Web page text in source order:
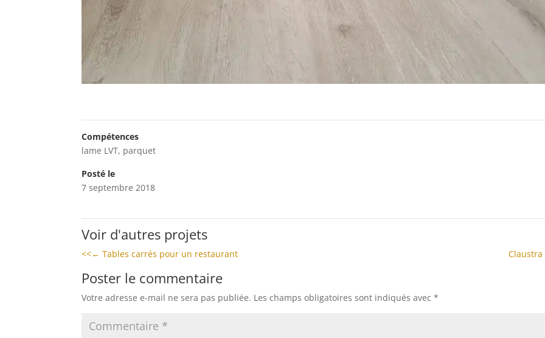
Compétences
lame LVT, parquet
Posté le
7 septembre 2018
Voir d'autres projets
<<← Tables carrés pour un restaurant Claustra
Poster le commentaire
Votre adresse e-mail ne sera pas publiée. Les champs obligatoires sont indiqués avec*